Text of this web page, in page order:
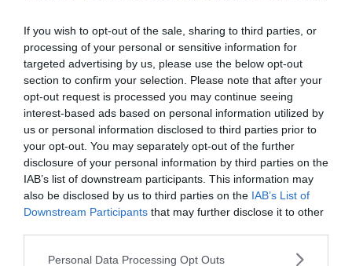
If you wish to opt-out of the sale, sharing to third parties, or
processing of your personal or sensitive information for
targeted advertising by us, please use the below opt-out
section to confirm your selection. Please note that after your
opt-out request is processed you may continue seeing
interest-based ads based on personal information utilized by
us or personal information disclosed to third parties prior to
your opt-out. You may separately opt-out of the further
disclosure of your personal information by third parties on the
IAB’s list of downstream participants. This information may
also be disclosed by us to third parties on the IAB’s List of
Downstream Participants that may further disclose it to other
Personal Data Processing Opt Outs
ECONOMIA
Siemens, la Physical AI ridisegna
l'industria